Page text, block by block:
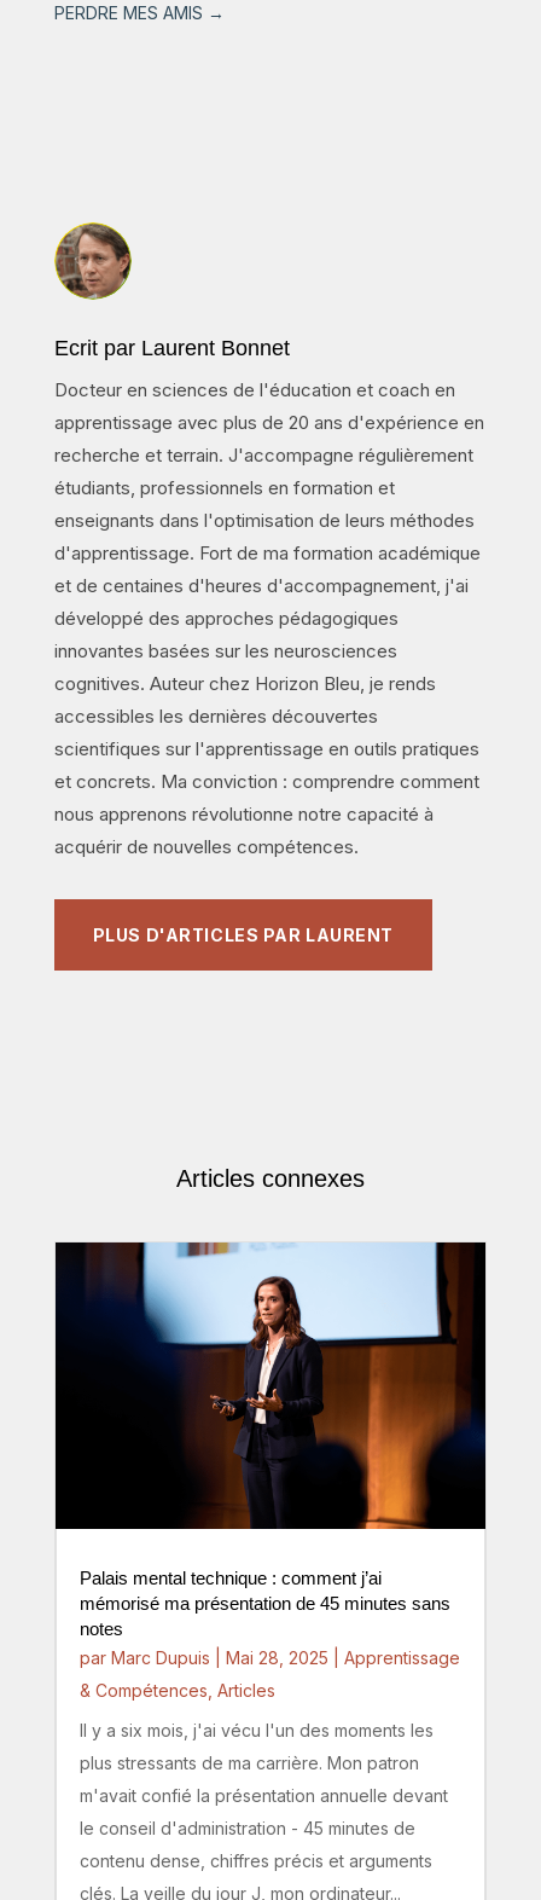
PERDRE MES AMIS →
Ecrit par Laurent Bonnet
Docteur en sciences de l'éducation et coach en
apprentissage avec plus de 20 ans d'expérience en
recherche et terrain. J'accompagne régulièrement
étudiants, professionnels en formation et
enseignants dans l'optimisation de leurs méthodes
d'apprentissage. Fort de ma formation académique
et de centaines d'heures d'accompagnement, j'ai
développé des approches pédagogiques
innovantes basées sur les neurosciences
cognitives. Auteur chez Horizon Bleu, je rends
accessibles les dernières découvertes
scientifiques sur l'apprentissage en outils pratiques
et concrets. Ma conviction : comprendre comment
nous apprenons révolutionne notre capacité à
acquérir de nouvelles compétences.
PLUS D'ARTICLES PAR LAURENT
Articles connexes
Palais mental technique : comment j’ai
mémorisé ma présentation de 45 minutes sans
notes
par Marc Dupuis Mai 28, 2025
Apprentissage
& Compétences, Articles
Il y a six mois, j'ai vécu l'un des moments les
plus stressants de ma carrière. Mon patron
m'avait confié la présentation annuelle devant
le conseil d'administration - 45 minutes de
contenu dense, chiffres précis et arguments
clés. La veille du jour J, mon ordinateur...